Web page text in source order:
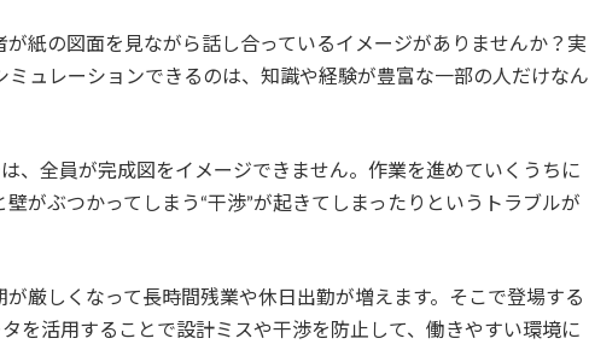
紙の図面を見ながら話し合っているイメージがありませんか？実
ュレーションできるのは、知識や経験が豊富な一部の人だけなん
、全員が完成図をイメージできません。作業を進めていくうちに
がぶつかってしまう“干渉”が起きてしまったりというトラブルが
厳しくなって長時間残業や休日出勤が増えます。そこで登場する
を活用することで設計ミスや干渉を防止して、働きやすい環境に